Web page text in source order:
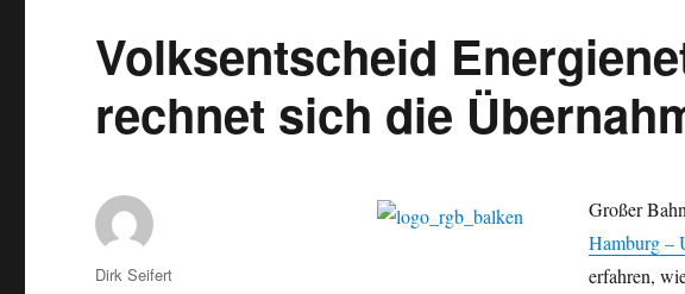
Volksentscheid
rechnet sich die
Großer
Hamburg –
erfahren,
Autor
Dirk Seifert